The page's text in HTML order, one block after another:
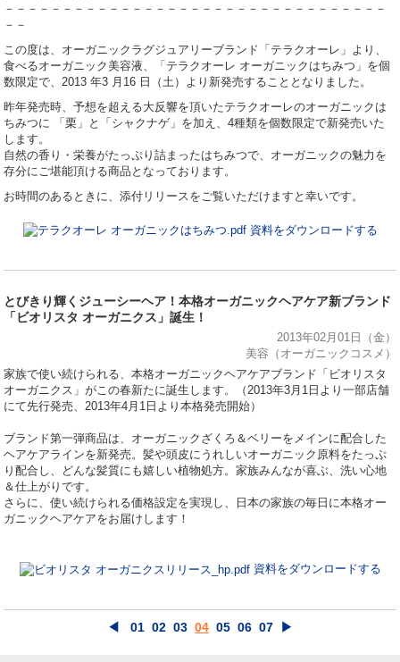
－－－－－－－－－－－－－－－－－－－－－－－－－－－－－－－－－
－－
この度は、オーガニックラグジュアリーブランド「テラクオーレ」より、
食べるオーガニック美容液、「テラクオーレ オーガニックはちみつ」を個
数限定で、2013 年3 月16 日（土）より新発売することとなりました。
昨年発売時、予想を超える大反響を頂いたテラクオーレのオーガニックは
ちみつに 「栗」と「シャクナゲ」を加え、4種類を個数限定で新発売いた
します。
自然の香り・栄養がたっぷり詰まったはちみつで、オーガニックの魅力を
存分にご堪能頂ける商品となっております。
お時間のあるときに、添付リリースをご覧いただけますと幸いです。
資料をダウンロードする
とびきり輝くジューシーヘア！本格オーガニックヘアケア新ブランド
「ビオリスタ オーガニクス」誕生！
2013年02月01日（金）
美容（オーガニックコスメ）
家族で使い続けられる、本格オーガニックヘアケアブランド「ビオリスタ
オーガニクス」がこの春新たに誕生します。（2013年3月1日より一部店舗
にて先行発売、2013年4月1日より本格発売開始）
ブランド第一弾商品は、オーガニックざくろ＆ベリーをメインに配合した
ヘアケアラインを新発売。髪や頭皮にうれしいオーガニック原料をたっぷ
り配合し、どんな髪質にも嬉しい植物処方。家族みんなが喜ぶ、洗い心地
＆仕上がりです。
さらに、使い続けられる価格設定を実現し、日本の家族の毎日に本格オー
ガニックヘアケアをお届けします！
資料をダウンロードする
◀ 01 02 03 04 05 06 07 ▶